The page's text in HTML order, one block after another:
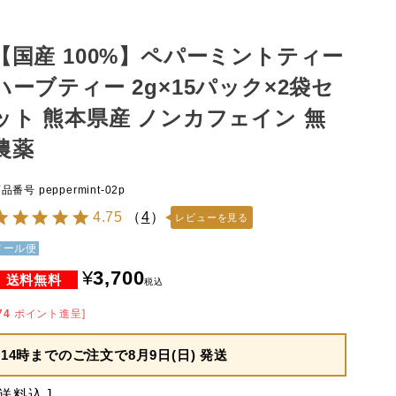
国産 100%】ペパーミントティー
ーブティー 2g×15パック×2袋セ
ト 熊本県産 ノンカフェイン 無
薬
番号 peppermint-02p
4.75 （4） レビューを見る
ール便
¥3,700税込
ポイント進呈]
14時までのご注文で8月9日(日) 発送